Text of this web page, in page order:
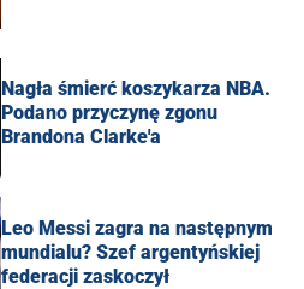
Nagła śmierć koszykarza NBA.
Podano przyczynę zgonu
Brandona Clarke'a
Leo Messi zagra na następnym
mundialu? Szef argentyńskiej
federacji zaskoczył